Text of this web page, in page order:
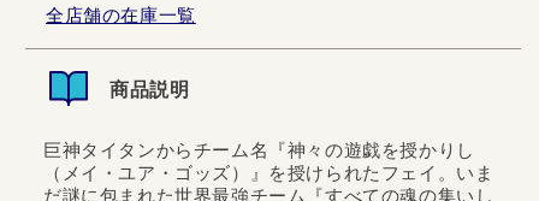
全店舗の在庫一覧
商品説明
巨神タイタンからチーム名『神々の遊戯を授かりし
（メイ・ユア・ゴッズ）』を授けられたフェイ。いま
だ謎に包まれた世界最強チーム『すべての魂の集いし